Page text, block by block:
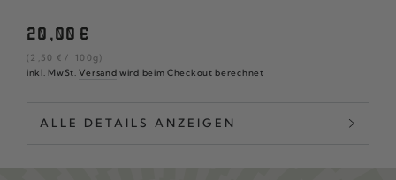
Regulärer
20 ,00 €
Stückpreis
(2 ,50 € / pro
100g)
inkl. MwSt.Versand wird beim Checkout berechnet
ALLE DETAILS ANZEIGEN